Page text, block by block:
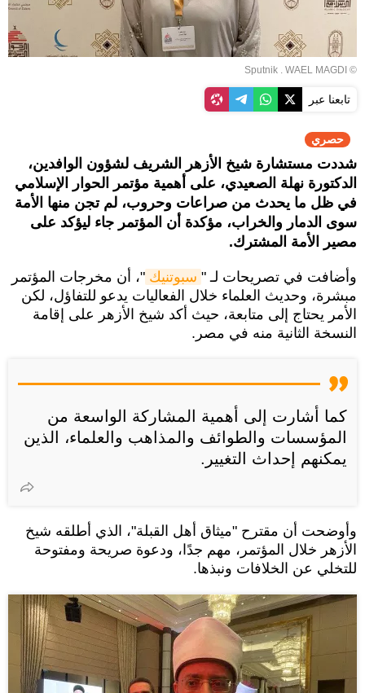
© Sputnik . WAEL MAGDI
تابعنا عبر
حصري
شددت مستشارة شيخ الأزهر الشريف لشؤون الوافدين،
الدكتورة نهلة الصعيدي، على أهمية مؤتمر الحوار الإسلامي
في ظل ما يحدث من صراعات وحروب، لم تجن منها الأمة
سوى الدمار والخراب، مؤكدة أن المؤتمر جاء ليؤكد على
مصير الأمة المشترك.
وأضافت في تصريحات لـ " سبوتنيك "، أن مخرجات المؤتمر
مبشرة، وحديث العلماء خلال الفعاليات يدعو للتفاؤل، لكن
الأمر يحتاج إلى متابعة، حيث أكد شيخ الأزهر على إقامة
النسخة الثانية منه في مصر.
كما أشارت إلى أهمية المشاركة الواسعة من
المؤسسات والطوائف والمذاهب والعلماء، الذين
يمكنهم إحداث التغيير.
وأوضحت أن مقترح "ميثاق أهل القبلة"، الذي أطلقه شيخ
الأزهر خلال المؤتمر، مهم جدًا، ودعوة صريحة ومفتوحة
للتخلي عن الخلافات ونبذها.